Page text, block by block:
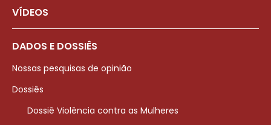
VÍDEOS
DADOS E DOSSIÊS
Nossas pesquisas de opinião
Dossiês
Dossiê Violência contra as Mulheres